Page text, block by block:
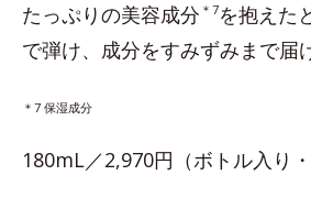
たっぷりの美容成分 ＊7を抱えた
で弾け、成分をすみずみまで届
＊7 保湿成分
180mL／2,970円（ボトル入り・